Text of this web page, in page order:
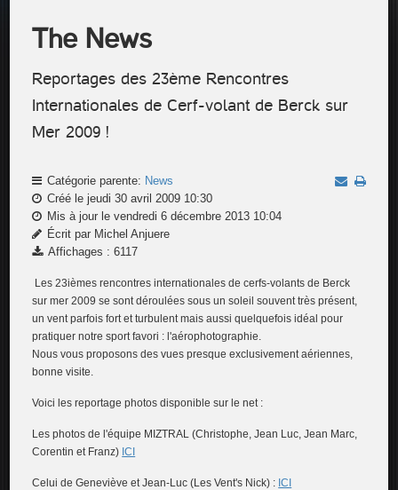
The News
Reportages des 23ème Rencontres
Internationales de Cerf-volant de Berck sur
Mer 2009 !
Catégorie parente: News
Créé le jeudi 30 avril 2009 10:30
Mis à jour le vendredi 6 décembre 2013 10:04
Écrit par Michel​ Anjuere
Affichages : 6117
Les 23ièmes rencontres internationales de cerfs-volants de Berck
sur mer 2009 se sont déroulées sous un soleil souvent très présent,
un vent parfois fort et turbulent mais aussi quelquefois idéal pour
pratiquer notre sport favori : l'aérophotographie.
Nous vous proposons des vues presque exclusivement aériennes,
bonne visite.
Voici les reportage photos disponible sur le net :
Les photos de l'équipe MIZTRAL (Christophe, Jean Luc, Jean Marc,
Corentin et Franz) ICI
Celui de Geneviève et Jean-Luc (Les Vent's Nick) : ICI